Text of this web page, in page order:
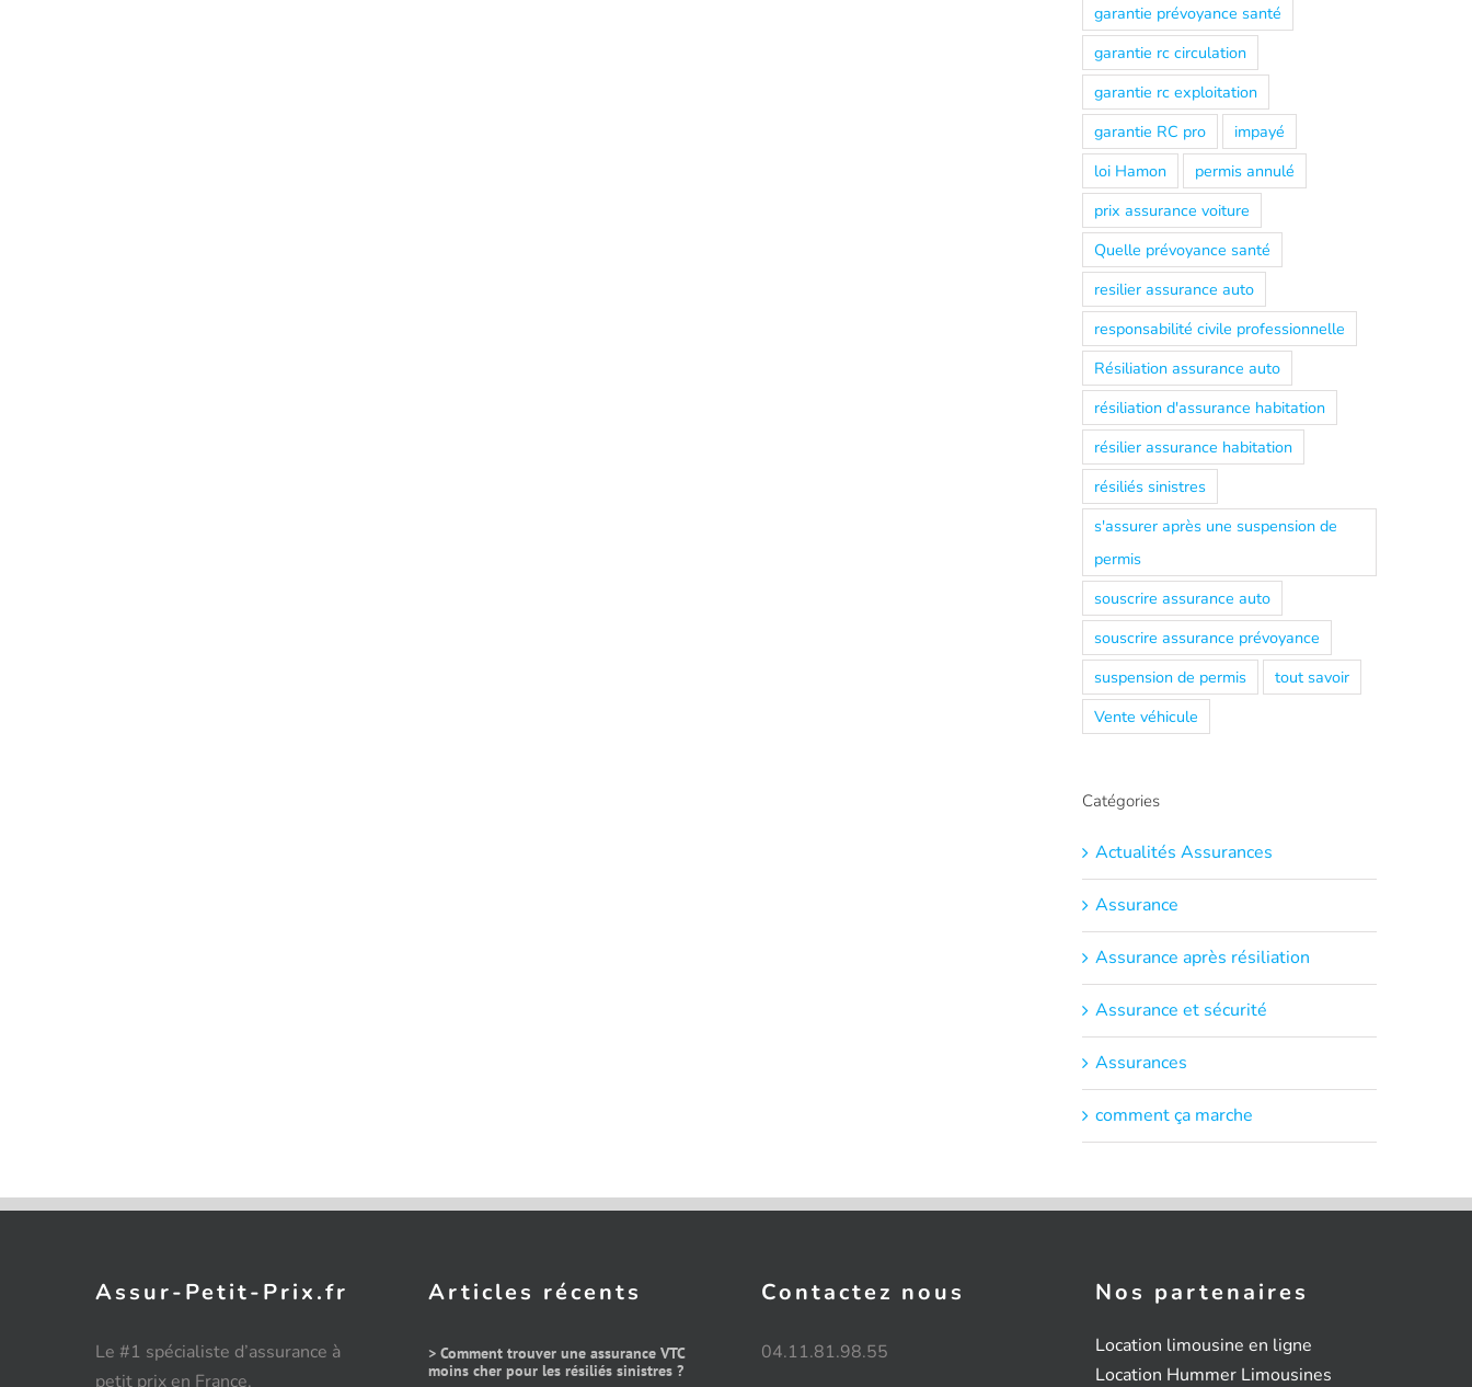
garantie prévoyance santé
garantie rc circulation
garantie rc exploitation
garantie RC pro
impayé
loi Hamon
permis annulé
prix assurance voiture
Quelle prévoyance santé
resilier assurance auto
responsabilité civile professionnelle
Résiliation assurance auto
résiliation d'assurance habitation
résilier assurance habitation
résiliés sinistres
s'assurer après une suspension de
permis
souscrire assurance auto
souscrire assurance prévoyance
suspension de permis
tout savoir
Vente véhicule
Catégories
Actualités Assurances
Assurance
Assurance après résiliation
Assurance et sécurité
Assurances
comment ça marche
Assur-Petit-Prix.fr
Le #1 spécialiste d’assurance à
petit prix en France.
Articles récents
> Comment trouver une assurance VTC
moins cher pour les résiliés sinistres ?
Contactez nous
04.11.81.98.55
Nos partenaires
Location limousine en ligne
Location Hummer Limousines